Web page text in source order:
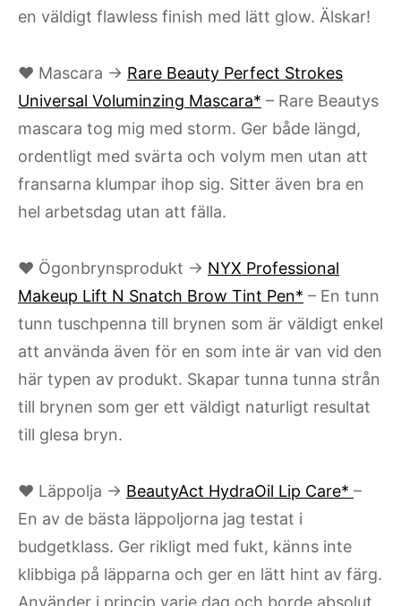
en väldigt flawless finish med lätt glow. Älskar!
♥ Mascara → Rare Beauty Perfect Strokes
Universal Voluminzing Mascara* – Rare Beautys
mascara tog mig med storm. Ger både längd,
ordentligt med svärta och volym men utan att
fransarna klumpar ihop sig. Sitter även bra en
hel arbetsdag utan att fälla.
♥ Ögonbrynsprodukt → NYX Professional
Makeup Lift N Snatch Brow Tint Pen* – En tunn
tunn tuschpenna till brynen som är väldigt enkel
att använda även för en som inte är van vid den
här typen av produkt. Skapar tunna tunna strån
till brynen som ger ett väldigt naturligt resultat
till glesa bryn.
♥ Läppolja → BeautyAct HydraOil Lip Care* –
En av de bästa läppoljorna jag testat i
budgetklass. Ger rikligt med fukt, känns inte
klibbiga på läpparna och ger en lätt hint av färg.
Använder i princip varje dag och borde absolut